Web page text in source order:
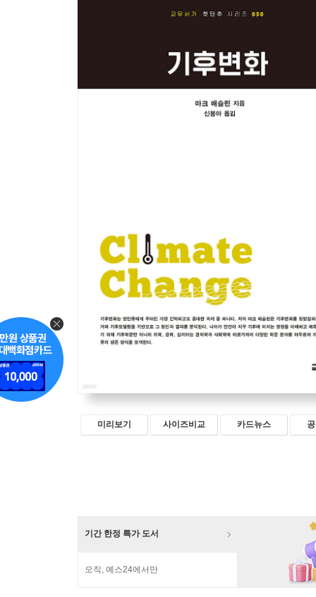
미리보기 사이즈비교 카드뉴스
기간 한정 특가 도서
오직, 예스24에서만